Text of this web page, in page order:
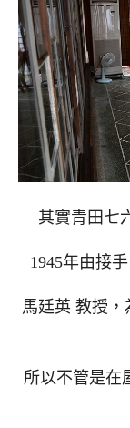
其實青田七
1945年由接
馬廷英 教授
所以不管是在